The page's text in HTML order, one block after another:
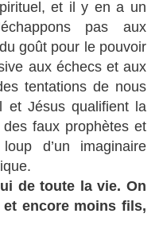
et il y en a un
pas aux
goût pour le pouvoir
aux échecs et aux
tentations de nous
et Jésus qualifient la
faux prophètes et
d’un imaginaire
de toute la vie. On
encore moins fils,